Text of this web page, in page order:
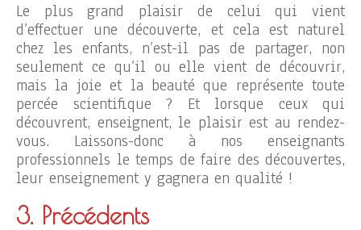
Le plus grand plaisir de celui qui vient
d’effectuer une découverte, et cela est naturel
chez les enfants, n’est-il pas de partager, non
seulement ce qu’il ou elle vient de découvrir,
mais la joie et la beauté que représente toute
percée scientifique ? Et lorsque ceux qui
découvrent, enseignent, le plaisir est au rendez-
vous. Laissons-donc à nos enseignants
professionnels le temps de faire des découvertes,
leur enseignement y gagnera en qualité !
3. Précédents